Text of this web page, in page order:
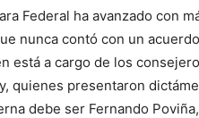
Federal ha avanzado con
nunca contó con un
está a cargo de los
quienes presentaron
debe ser Fernando